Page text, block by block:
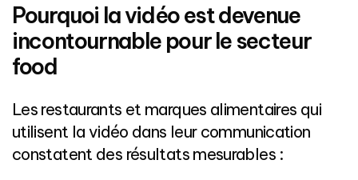
Pourquoi la vidéo est devenue
incontournable pour le secteur
food
Les restaurants et marques alimentaires qui
utilisent la vidéo dans leur communication
constatent des résultats mesurables :